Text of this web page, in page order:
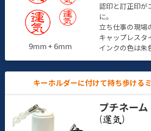
9mm + 6mm
認印と訂正印が
に。
立ち仕事の現場
キャップレスタ
インクの色は朱
キーホルダーに付けて持ち歩ける
プチネーム
(
)